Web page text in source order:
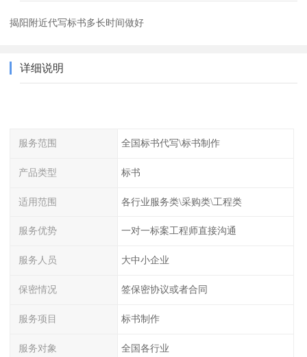
揭阳附近代写标书多长时间做好
详细说明
服务范围 全国标书代写\标书制作
产品类型 标书
适用范围 各行业服务类\采购类\工程类
服务优势 一对一标案工程师直接沟通
服务人员 大中小企业
保密情况 签保密协议或者合同
服务项目 标书制作
服务对象 全国各行业